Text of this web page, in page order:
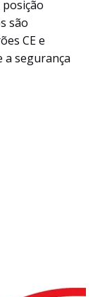
são
CE e
a segurança